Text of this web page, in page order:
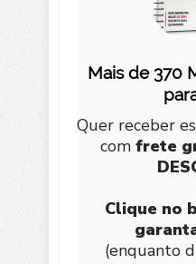
Mais de 370
Quer receber
com frete
Clique no
(enquanto